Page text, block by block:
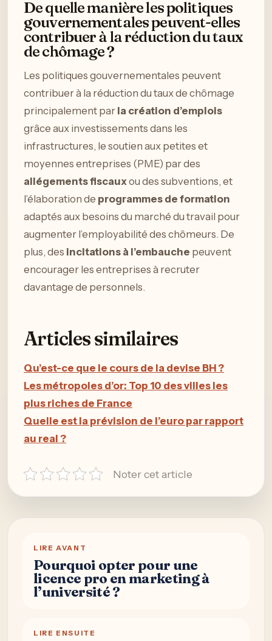
De quelle manière les politiques
gouvernementales peuvent-elles
contribuer à la réduction du taux
de chômage ?
Les politiques gouvernementales peuvent
contribuer à la réduction du taux de chômage
principalement par la création d’emplois
grâce aux investissements dans les
infrastructures, le soutien aux petites et
moyennes entreprises (PME) par des
allégements fiscauxou des subventions, et
l’élaboration de programmes de formation
adaptés aux besoins du marché du travail pour
augmenter l’employabilité des chômeurs. De
plus, des incitations à l’embauche peuvent
encourager les entreprises à recruter
davantage de personnels.
Articles similaires
Qu’est-ce que le cours de la devise BH ?
Les métropoles d’or: Top 10 des villes les
plus riches de France
Quelle est la prévision de l’euro par rapport
au real ?
Noter cet article
LIRE AVANT
Pourquoi opter pour une
licence pro en marketing à
l’université ?
LIRE ENSUITE